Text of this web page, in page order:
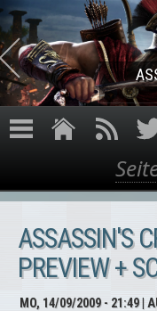
Suche
ASSASSIN'S
PREVIEW +
MO, 14/09/2009 - 21:49|